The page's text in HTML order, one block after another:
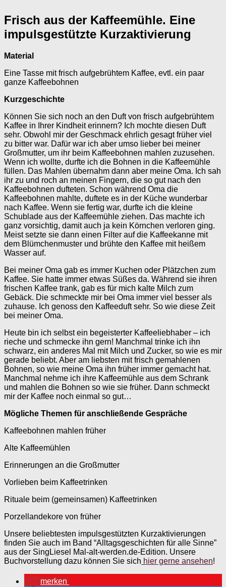
Frisch aus der Kaffeemühle. Eine
impulsgestützte Kurzaktivierung
Material
Eine Tasse mit frisch aufgebrühtem Kaffee, evtl. ein paar
ganze Kaffeebohnen
Kurzgeschichte
Können Sie sich noch an den Duft von frisch aufgebrühtem
Kaffee in Ihrer Kindheit erinnern? Ich mochte diesen Duft
sehr. Obwohl mir der Geschmack ehrlich gesagt früher viel
zu bitter war. Dafür war ich aber umso lieber bei meiner
Großmutter, um ihr beim Kaffeebohnen mahlen zuzusehen.
Wenn ich wollte, durfte ich die Bohnen in die Kaffeemühle
füllen. Das Mahlen übernahm dann aber meine Oma. Ich sah
ihr zu und roch an meinen Fingern, die so gut nach den
Kaffeebohnen dufteten. Schon während Oma die
Kaffeebohnen mahlte, duftete es in der Küche wunderbar
nach Kaffee. Wenn sie fertig war, durfte ich die kleine
Schublade aus der Kaffeemühle ziehen. Das machte ich
ganz vorsichtig, damit auch ja kein Körnchen verloren ging.
Meist setzte sie dann einen Filter auf die Kaffeekanne mit
dem Blümchenmuster und brühte den Kaffee mit heißem
Wasser auf.
Bei meiner Oma gab es immer Kuchen oder Plätzchen zum
Kaffee. Sie hatte immer etwas Süßes da. Während sie ihren
frischen Kaffee trank, gab es für mich kalte Milch zum
Gebäck. Die schmeckte mir bei Oma immer viel besser als
zuhause. Ich genoss den Kaffeeduft sehr. So wie diese Zeit
bei meiner Oma.
Heute bin ich selbst ein begeisterter Kaffeeliebhaber – ich
rieche und schmecke ihn gern! Manchmal trinke ich ihn
schwarz, ein anderes Mal mit Milch und Zucker, so wie es mir
gerade beliebt. Aber am liebsten mit frisch gemahlenen
Bohnen, so wie meine Oma ihn früher immer gemacht hat.
Manchmal nehme ich ihre Kaffeemühle aus dem Schrank
und mahlen die Bohnen so wie sie früher. Dann schmeckt
mir der Kaffee noch einmal so gut…
Mögliche Themen für anschließende Gespräche
Kaffeebohnen mahlen früher
Alte Kaffeemühlen
Erinnerungen an die Großmutter
Vorlieben beim Kaffeetrinken
Rituale beim (gemeinsamen) Kaffeetrinken
Porzellandekore von früher
Unsere beliebtesten impulsgestützten Kurzaktivierungen
finden Sie auch im Band “Alltagsgeschichten für alle Sinne”
aus der SingLiesel Mal-alt-werden.de-Edition. Unsere
Buchvorstellung dazu können Sie sich hier gerne ansehen!
merken